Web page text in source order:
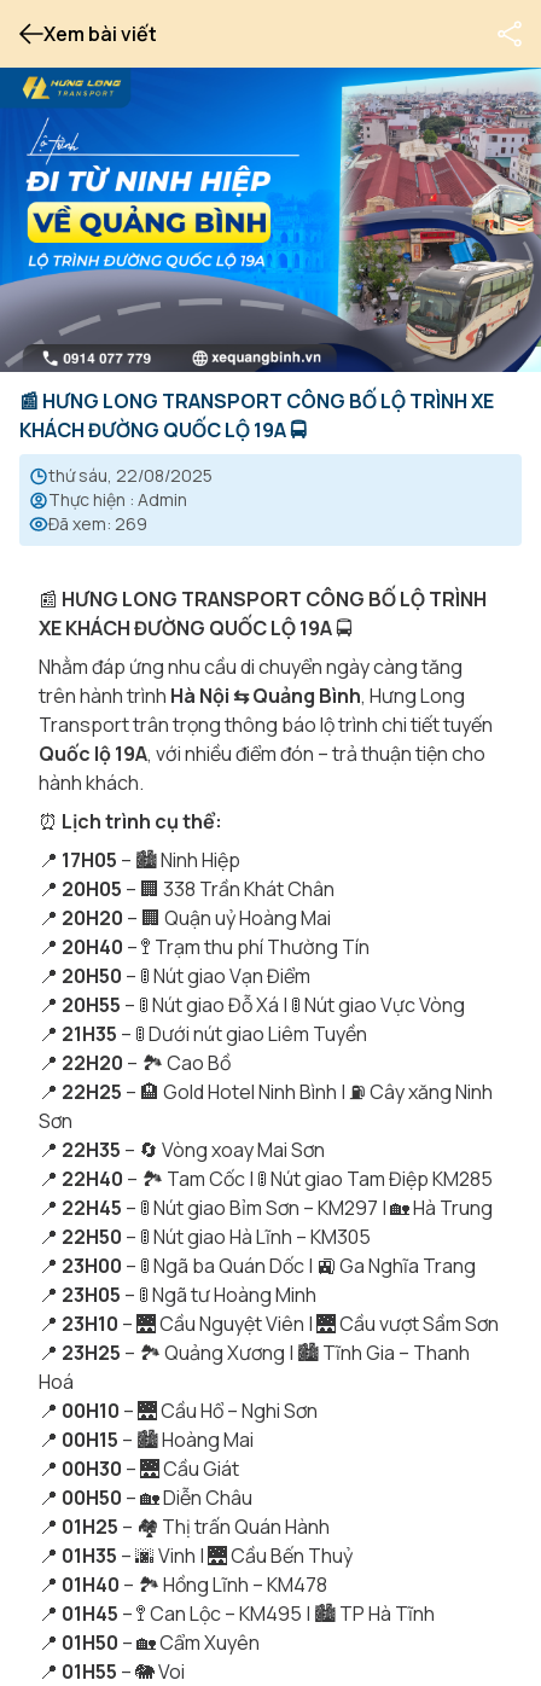
Xem bài viết
📰 HƯNG LONG TRANSPORT CÔNG BỐ LỘ TRÌNH XE
KHÁCH ĐƯỜNG QUỐC LỘ 19A 🚍
thứ sáu, 22/08/2025
Thực hiện : Admin
Đã xem: 269
📰 HƯNG LONG TRANSPORT CÔNG BỐ LỘ TRÌNH
XE KHÁCH ĐƯỜNG QUỐC LỘ 19A🚍
Nhằm đáp ứng nhu cầu di chuyển ngày càng tăng
trên hành trình Hà Nội ⇆ Quảng Bình, Hưng Long
Transport trân trọng thông báo lộ trình chi tiết tuyến
Quốc lộ 19A, với nhiều điểm đón – trả thuận tiện cho
hành khách.
⏰ Lịch trình cụ thể:
📍 17H05 – 🏙 Ninh Hiệp
📍 20H05 – 🏢 338 Trần Khát Chân
📍 20H20 – 🏢 Quận uỷ Hoàng Mai
📍 20H40 – 🚏 Trạm thu phí Thường Tín
📍 20H50 – 🚦 Nút giao Vạn Điểm
📍 20H55 – 🚦 Nút giao Đỗ Xá | 🚦 Nút giao Vực Vòng
📍 21H35 – 🚦 Dưới nút giao Liêm Tuyền
📍 22H20 – 🏞 Cao Bồ
📍 22H25 – 🏨 Gold Hotel Ninh Bình | ⛽ Cây xăng Ninh
Sơn
📍 22H35 – 🔄 Vòng xoay Mai Sơn
📍 22H40 – 🏞 Tam Cốc | 🚦 Nút giao Tam Điệp KM285
📍 22H45 – 🚦 Nút giao Bỉm Sơn – KM297 | 🏡 Hà Trung
📍 22H50 – 🚦 Nút giao Hà Lĩnh – KM305
📍 23H00 – 🚦 Ngã ba Quán Dốc | 🚉 Ga Nghĩa Trang
📍 23H05 – 🚦 Ngã tư Hoàng Minh
📍 23H10 – 🌉 Cầu Nguyệt Viên | 🌉 Cầu vượt Sầm Sơn
📍 23H25 – 🏞 Quảng Xương | 🏙 Tĩnh Gia – Thanh
Hoá
📍 00H10 – 🌉 Cầu Hổ – Nghi Sơn
📍 00H15 – 🏙 Hoàng Mai
📍 00H30 – 🌉 Cầu Giát
📍 00H50 – 🏡 Diễn Châu
📍 01H25 – 🏘 Thị trấn Quán Hành
📍 01H35 – 🌆 Vinh | 🌉 Cầu Bến Thuỷ
📍 01H40 – 🏞 Hồng Lĩnh – KM478
📍 01H45 – 🚏 Can Lộc – KM495 | 🏙 TP Hà Tĩnh
📍 01H50 – 🏡 Cẩm Xuyên
📍 01H55 – 🐘 Voi